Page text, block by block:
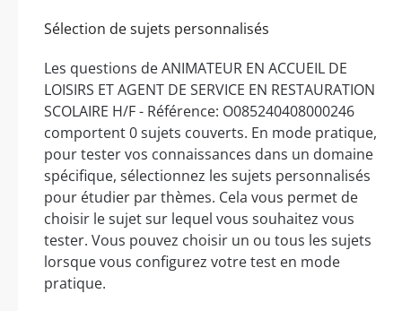
Sélection de sujets personnalisés
Les questions de ANIMATEUR EN ACCUEIL DE
LOISIRS ET AGENT DE SERVICE EN RESTAURATION
SCOLAIRE H/F - Référence: O085240408000246
comportent 0 sujets couverts. En mode pratique,
pour tester vos connaissances dans un domaine
spécifique, sélectionnez les sujets personnalisés
pour étudier par thèmes. Cela vous permet de
choisir le sujet sur lequel vous souhaitez vous
tester. Vous pouvez choisir un ou tous les sujets
lorsque vous configurez votre test en mode
pratique.